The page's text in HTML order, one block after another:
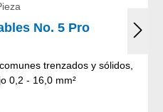
No. 5 Pro
trenzados y sólidos,
0,2 - 16,0 mm²